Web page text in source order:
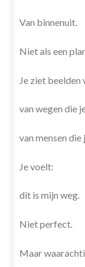
Van binnenuit.
Niet als een
Je ziet beelden
van wegen die
van mensen
Je voelt:
dit is mijn weg.
Niet perfect.
Maar